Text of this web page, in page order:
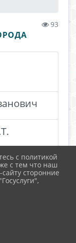
93
с политикой
с тем что наш
сторонние